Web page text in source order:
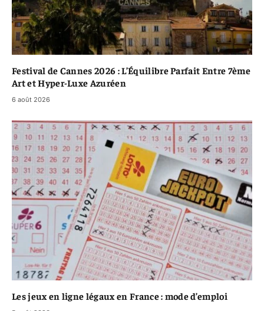
Festival de Cannes 2026 : L’Équilibre Parfait Entre 7ème
Art et Hyper-Luxe Azuréen
6 août 2026
Les jeux en ligne légaux en France : mode d’emploi